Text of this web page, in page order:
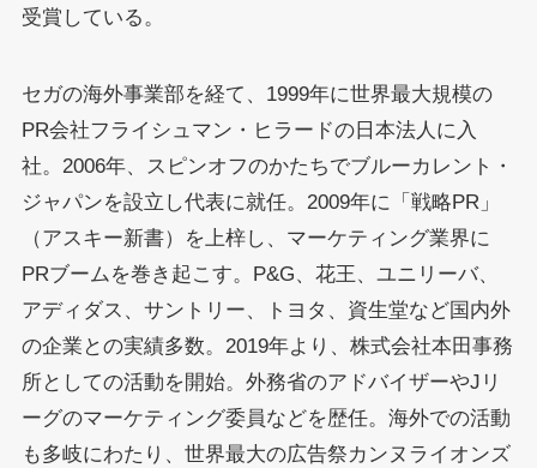
受賞している。
セガの海外事業部を経て、1999年に世界最大規模の
PR会社フライシュマン・ヒラードの日本法人に入
社。2006年、スピンオフのかたちでブルーカレント・
ジャパンを設立し代表に就任。2009年に「戦略PR」
（アスキー新書）を上梓し、マーケティング業界に
PRブームを巻き起こす。P&G、花王、ユニリーバ、
アディダス、サントリー、トヨタ、資生堂など国内外
の企業との実績多数。2019年より、株式会社本田事務
所としての活動を開始。外務省のアドバイザーやJリ
ーグのマーケティング委員などを歴任。海外での活動
も多岐にわたり、世界最大の広告祭カンヌライオンズ